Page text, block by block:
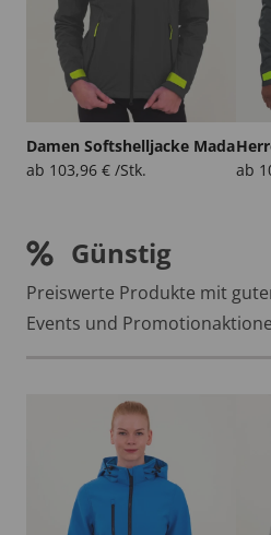
Damen Softshelljacke Mada
ab 103,96 € /Stk.
ab
Günstig
Preiswerte Produkte mit
Events und